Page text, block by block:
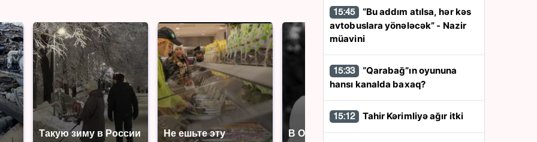
Такую зиму в России
Не ешьте эту
В ОАЭ произошло
15:45
avtobuslara yönələcək” - Nazir
müavini
15:33
hansı kanalda baxaq?
15:12 Tahir Kərimliyə ağır itki